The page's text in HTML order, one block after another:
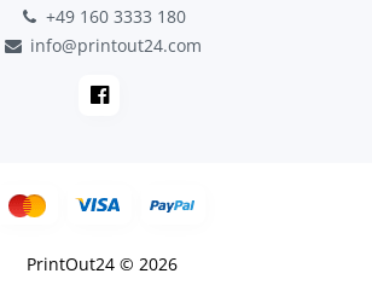
+49 160 3333 180
info@printout24.com
PrintOut24 © 2026